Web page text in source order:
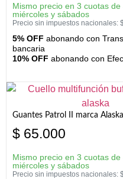
Mismo precio en 3 cuotas de
miércoles y sábados
Precio sin impuestos nacionales:
5% OFF abonando con
bancaria
10% OFF abonando con
Guantes Patrol II marca Alaska
$ 65.000
Mismo precio en 3 cuotas de
miércoles y sábados
Precio sin impuestos nacionales: